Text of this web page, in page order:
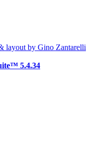
layout by Gino Zantarelli
5.4.34